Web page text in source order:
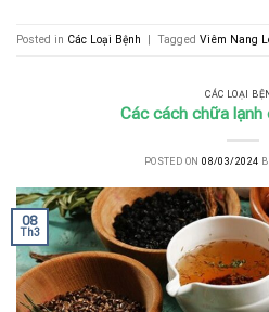
Posted in Các Loại Bệnh | Tagged Viêm Nang
CÁC LOẠI
Các cách chữa lạnh
POSTED ON08/03/2024
08
Th3